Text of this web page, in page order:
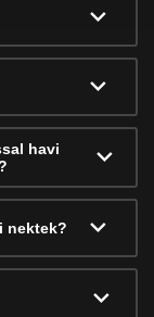
havi
nektek?